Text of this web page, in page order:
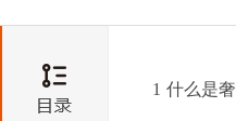
1 什么是